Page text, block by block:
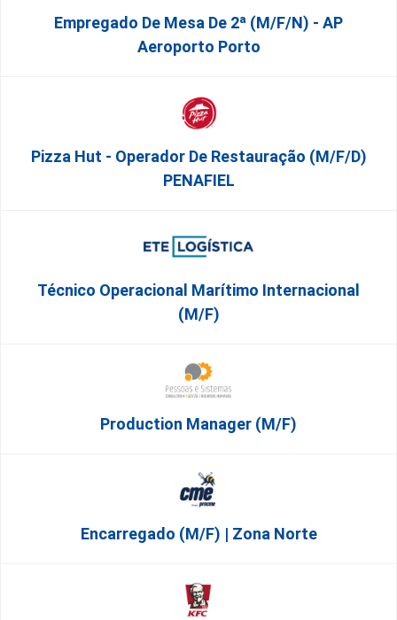
Empregado De Mesa De 2ª (M/F/N) - AP
Aeroporto Porto
Pizza Hut - Operador De Restauração (m/f/d)
PENAFIEL
Técnico Operacional Marítimo Internacional
(m/f)
Production Manager (m/f)
Encarregado (m/f) | Zona Norte